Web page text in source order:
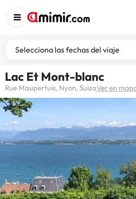
Selecciona las fechas del viaje
Lac Et Mont-blanc
Rue Maupertuis, Nyon, SuizaVer en